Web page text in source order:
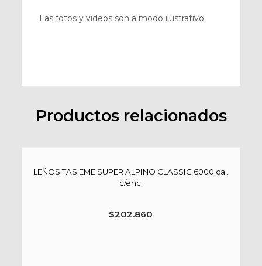
Las fotos y videos son a modo ilustrativo.
Productos relacionados
LEÑOS TAS EME SUPER ALPINO CLASSIC 6000 cal.
c/enc.
$202.860